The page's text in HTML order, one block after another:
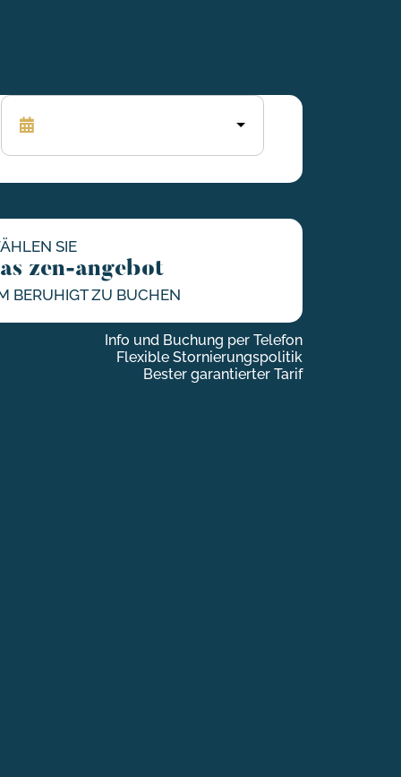
SIE
zen-angebot
BERUHIGT ZU BUCHEN
Info und Buchung per Telefon
Flexible Stornierungspolitik
Bester garantierter Tarif